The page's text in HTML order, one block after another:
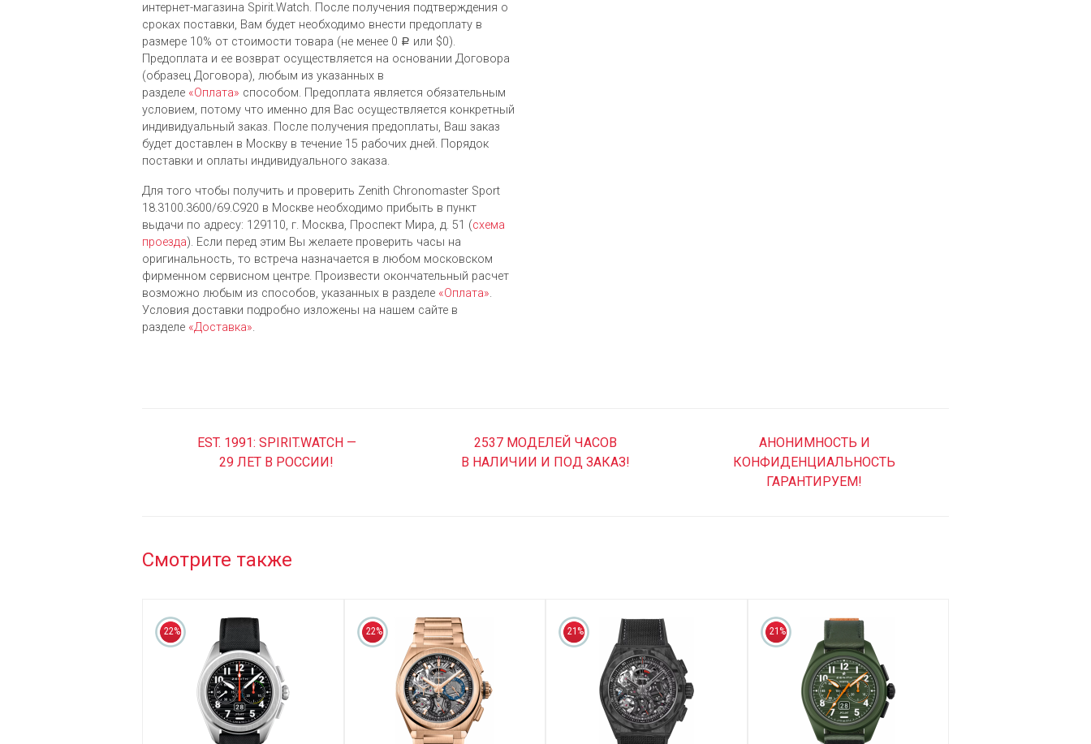
интернет-магазина Spirit.Watch. После получения подтверждения о
сроках поставки, Вам будет необходимо внести предоплату в
размере 10% от стоимости товара (не менее 0 Р или $0).
Предоплата и ее возврат осуществляется на основании Договора
(образец Договора), любым из указанных в
разделе «Оплата» способом. Предоплата является обязательным
условием, потому что именно для Вас осуществляется конкретный
индивидуальный заказ. После получения предоплаты, Ваш заказ
будет доставлен в Москву в течение 15 рабочих дней. Порядок
поставки и оплаты индивидуального заказа.
Для того чтобы получить и проверить Zenith Chronomaster Sport
18.3100.3600/69.C920 в Москве необходимо прибыть в пункт
выдачи по адресу: 129110, г. Москва, Проспект Мира, д. 51 (схема
проезда). Если перед этим Вы желаете проверить часы на
оригинальность, то встреча назначается в любом московском
фирменном сервисном центре. Произвести окончательный расчет
возможно любым из cпособов, указанных в разделе «Оплата».
Условия доставки подробно изложены на нашем сайте в
разделе «Доставка».
EST. 1991: SPIRIT.WATCH —
29 ЛЕТ В РОССИИ!
2537 МОДЕЛЕЙ ЧАСОВ
В НАЛИЧИИ И ПОД ЗАКАЗ!
АНОНИМНОСТЬ И
КОНФИДЕНЦИАЛЬНОСТЬ
ГАРАНТИРУЕМ!
Смотрите также
22% 22% 21% 21%